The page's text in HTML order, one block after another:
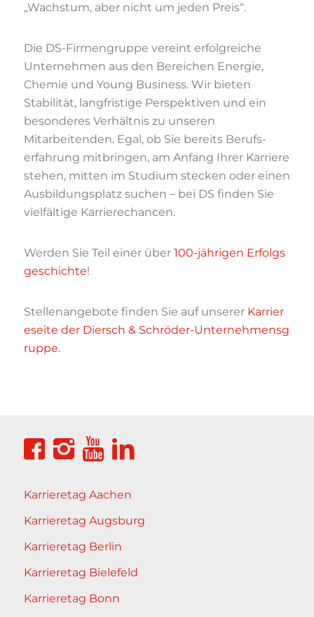
„Wachstum, aber nicht um jeden Preis“.
Die DS-Firmengruppe vereint erfolgreiche
Unternehmen aus den Bereichen Energie,
Chemie und Young Business. Wir bieten
Stabilität, langfristige Perspektiven und ein
besonderes Verhältnis zu unseren
Mitarbeitenden. Egal, ob Sie bereits Berufs­
erfahrung mitbringen, am Anfang Ihrer Karriere
stehen, mitten im Studium stecken oder einen
Ausbildungsplatz suchen – bei DS finden Sie
vielfältige Karrierechancen.
Werden Sie Teil einer über 100-jährigen Erfolgs
geschichte!
Stellenangebote finden Sie auf unserer Karrier
eseite der Diersch & Schröder-Unternehmensg
ruppe.
Karrieretag Aachen
Karrieretag Augsburg
Karrieretag Berlin
Karrieretag Bielefeld
Karrieretag Bonn